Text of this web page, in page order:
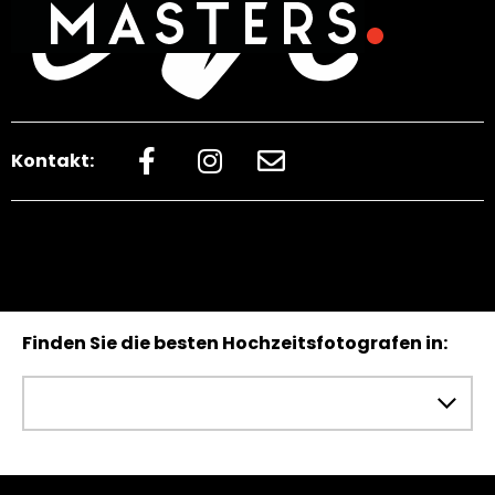
Kontakt:
Finden Sie die besten Hochzeitsfotografen in: